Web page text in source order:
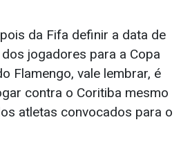
da Fifa definir a data de
jogadores para a Copa
Flamengo, vale lembrar, é
contra o Coritiba mesmo
atletas convocados para o